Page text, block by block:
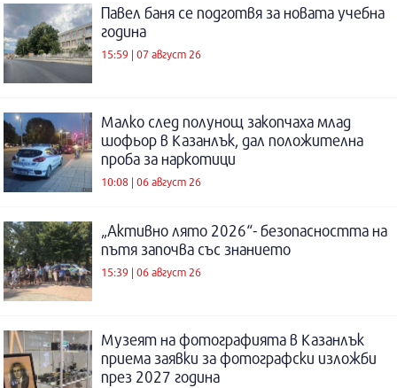
Павел баня се подготвя за новата учебна
година
15:59 | 07 август 26
Малко след полунощ закопчаха млад
шофьор в Казанлък, дал положителна
проба за наркотици
10:08 | 06 август 26
„Активно лято 2026“- безопасността на
пътя започва със знанието
15:39 | 06 август 26
Музеят на фотографията в Казанлък
приема заявки за фотографски изложби
през 2027 година